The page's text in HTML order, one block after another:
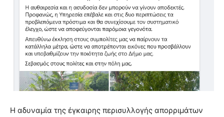
Η αδυναμία της έγκαιρης περισυλλογής απορριμάτων